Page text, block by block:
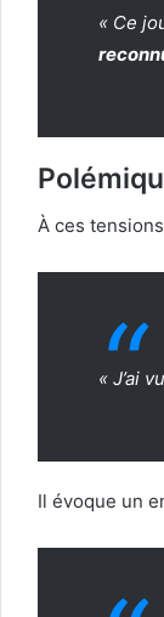
« Ce
À ces
« J’ai
Il évoque un